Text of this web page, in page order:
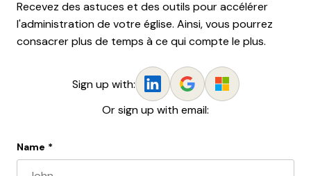
Recevez des astuces et des outils pour accélérer
l'administration de votre église. Ainsi, vous pourrez
consacrer plus de temps à ce qui compte le plus.
Sign up with:
Or sign up with email:
Name *